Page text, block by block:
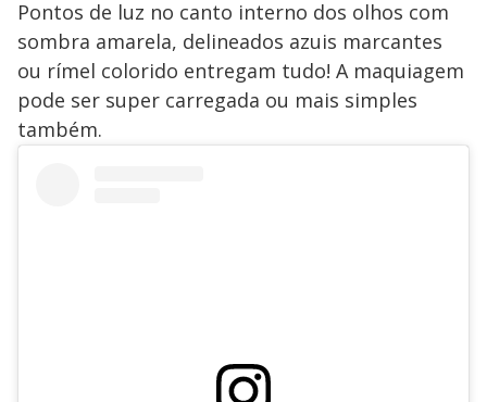
Pontos de luz no canto interno dos olhos com
sombra amarela, delineados azuis marcantes
ou rímel colorido entregam tudo! A maquiagem
pode ser super carregada ou mais simples
também.